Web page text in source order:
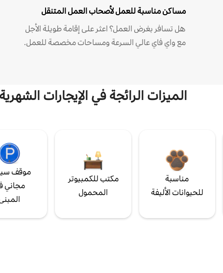
مساكن مناسبة للعمل لأصحاب العمل المتنقل
هل تسافر بغرض العمل؟ اعثر على إقامة طويلة الأجل
مع واي فاي عالي السرعة ومساحات مخصصة للعمل.
الميزات الرائجة في الإيجارات الشهرية
مناسبة
للحيوانات الأليفة
مكتب للكمبيوتر
المحمول
موقف
مجاني